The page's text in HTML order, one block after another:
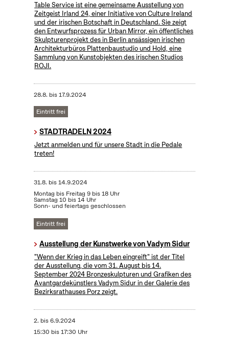
Table Service ist eine gemeinsame Ausstellung von
Zeitgeist Irland 24, einer Initiative von Culture Ireland
und der irischen Botschaft in Deutschland. Sie zeigt
den Entwurfsprozess für Urban Mirror, ein öffentliches
Skulpturenprojekt des in Berlin ansässigen irischen
Architekturbüros Plattenbaustudio und Hold, eine
Sammlung von Kunstobjekten des irischen Studios
ROJI.
28.8. bis17.9.2024
Eintritt frei
STADTRADELN 2024
Jetzt anmelden und für unsere Stadt in die Pedale
treten!
31.8. bis14.9.2024
Montag bis Freitag 9 bis 18 Uhr
Samstag 10 bis 14 Uhr
Sonn- und feiertags geschlossen
Eintritt frei
Ausstellung der Kunstwerke von Vadym Sidur
"Wenn der Krieg in das Leben eingreift" ist der Titel
der Ausstellung, die vom 31. August bis 14.
September 2024 Bronzeskulpturen und Grafiken des
Avantgardekünstlers Vadym Sidur in der Galerie des
Bezirksrathauses Porz zeigt.
2. bis6.9.2024
15:30 bis 17:30 Uhr